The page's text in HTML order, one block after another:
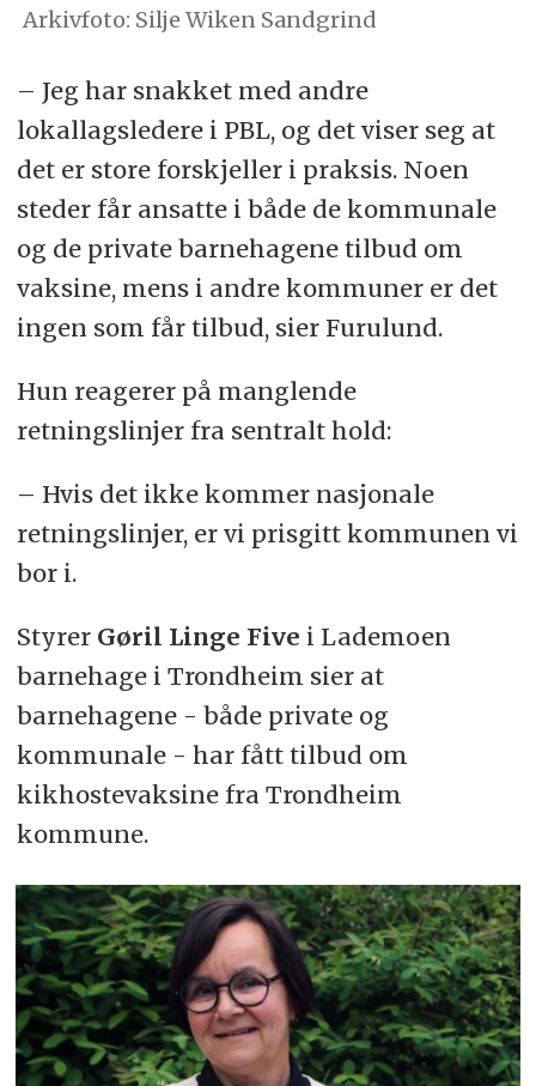
Arkivfoto: Silje Wiken Sandgrind
– Jeg har snakket med andre
lokallagsledere i PBL, og det viser seg at
det er store forskjeller i praksis. Noen
steder får ansatte i både de kommunale
og de private barnehagene tilbud om
vaksine, mens i andre kommuner er det
ingen som får tilbud, sier Furulund.
Hun reagerer på manglende
retningslinjer fra sentralt hold:
– Hvis det ikke kommer nasjonale
retningslinjer, er vi prisgitt kommunen vi
bor i.
Styrer Gøril Linge Five i Lademoen
barnehage i Trondheim sier at
barnehagene - både private og
kommunale - har fått tilbud om
kikhostevaksine fra Trondheim
kommune.